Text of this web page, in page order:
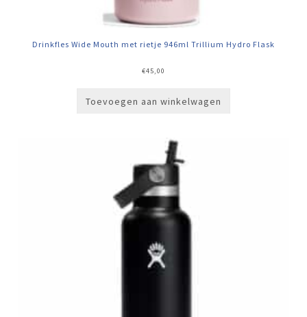
Drinkfles Wide Mouth met rietje 946ml Trillium Hydro Flask
€45,00
Toevoegen aan winkelwagen